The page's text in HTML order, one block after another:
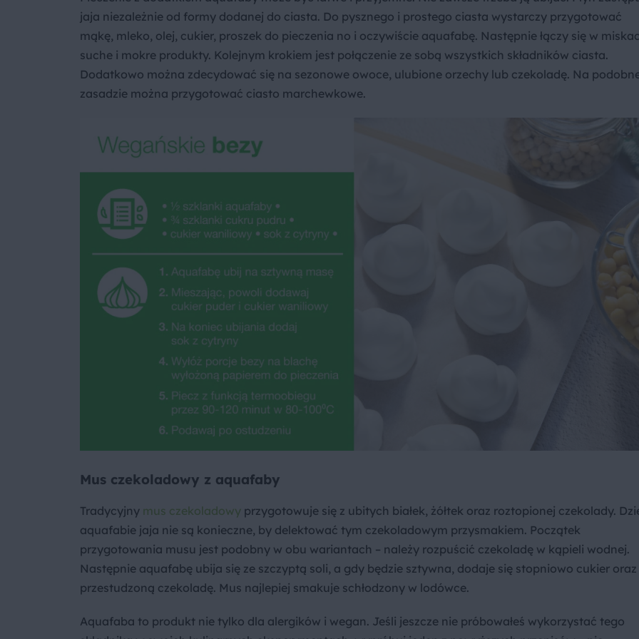
jaja niezależnie od formy dodanej do ciasta. Do pysznego i prostego ciasta wystarczy przygotować
mąkę, mleko, olej, cukier, proszek do pieczenia no i oczywiście aquafabę. Następnie łączy się w
suche i mokre produkty. Kolejnym krokiem jest połączenie ze sobą wszystkich składników ciasta.
Dodatkowo można zdecydować się na sezonowe owoce, ulubione orzechy lub czekoladę. Na
zasadzie można przygotować ciasto marchewkowe.
Mus czekoladowy z aquafaby
Tradycyjny mus czekoladowy przygotowuje się z ubitych białek, żółtek oraz roztopionej czekolady.
aquafabie jaja nie są konieczne, by delektować tym czekoladowym przysmakiem. Początek
przygotowania musu jest podobny w obu wariantach – należy rozpuścić czekoladę w kąpieli wodnej.
Następnie aquafabę ubija się ze szczyptą soli, a gdy będzie sztywna, dodaje się stopniowo cukier oraz
przestudzoną czekoladę. Mus najlepiej smakuje schłodzony w lodówce.
Aquafaba to produkt nie tylko dla alergików i wegan. Jeśli jeszcze nie próbowałeś wykorzystać tego